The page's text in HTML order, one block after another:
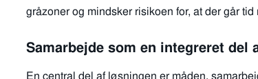
gråzoner og mindsker risikoen for, at der går
Samarbejde som en integreret del